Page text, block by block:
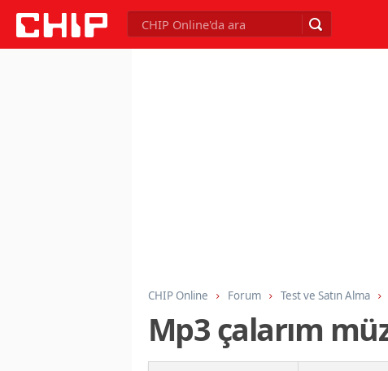
CHIP Online Forum Test ve Satın Alma
Mp3 çalarım